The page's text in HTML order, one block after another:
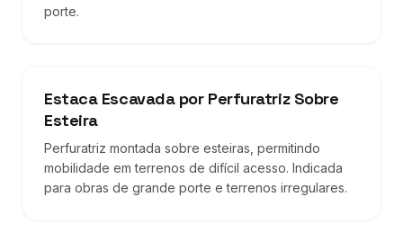
porte.
Estaca Escavada por Perfuratriz Sobre
Esteira
Perfuratriz montada sobre esteiras, permitindo
mobilidade em terrenos de difícil acesso. Indicada
para obras de grande porte e terrenos irregulares.